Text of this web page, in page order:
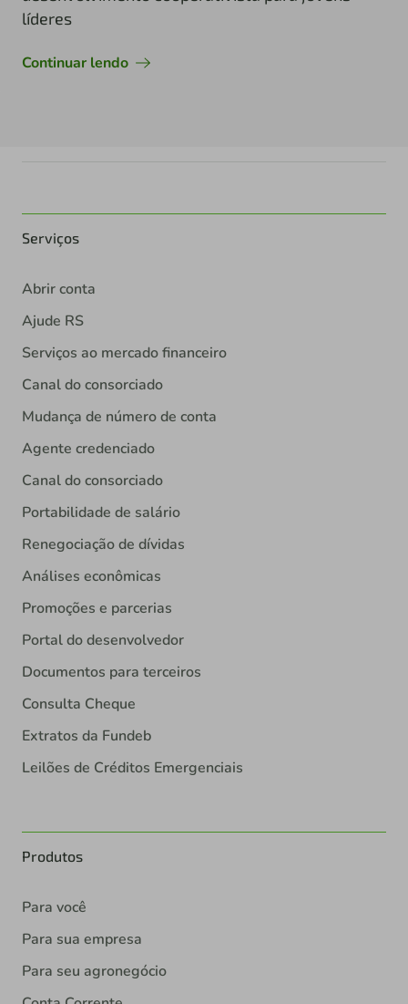
líderes
Continuar lendo
Serviços
Abrir conta
Ajude RS
Serviços ao mercado financeiro
Canal do consorciado
Mudança de número de conta
Agente credenciado
Canal do consorciado
Portabilidade de salário
Renegociação de dívidas
Análises econômicas
Promoções e parcerias
Portal do desenvolvedor
Documentos para terceiros
Consulta Cheque
Extratos da Fundeb
Leilões de Créditos Emergenciais
Produtos
Para você
Para sua empresa
Para seu agronegócio